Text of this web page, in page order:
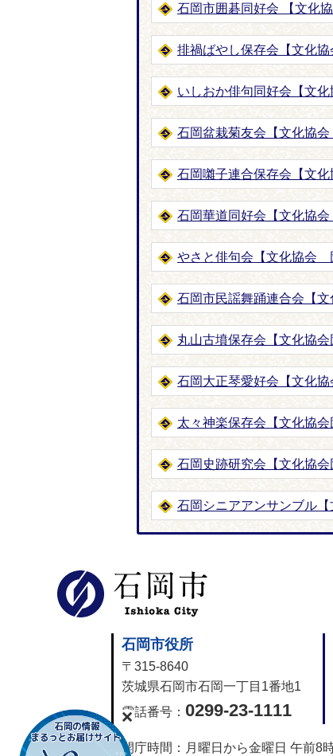
石岡市囲碁同好会 【文化
排禍ばやし保存会【文化
いしおか俳句同好会【文
石岡盆栽菊友会【文化協会
石岡囃子連合保存会【文化
石岡華道同好会【文化協会
やさと俳句会【文化協会
石岡市民謡舞踊連合会【
丸山古墳保存会【文化協
石岡大正琴愛好会【文化
太々神楽保存会【文化協
石岡史跡研究会【文化協
石岡シニアアンサンブル
石岡市役所
〒315-8640
茨城県石岡市石岡一丁目1番地1
電話番号： 0299-23-1111
開庁時間： 月曜日から金曜日 午前8